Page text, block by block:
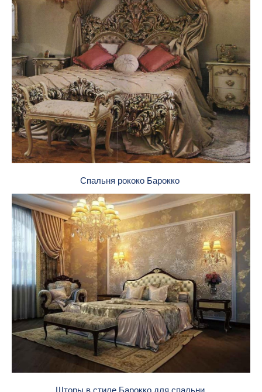
Спальня рококо Барокко
Шторы в стиле Барокко для спальни